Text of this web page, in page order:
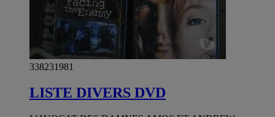
338231981
LISTE DIVERS DVD